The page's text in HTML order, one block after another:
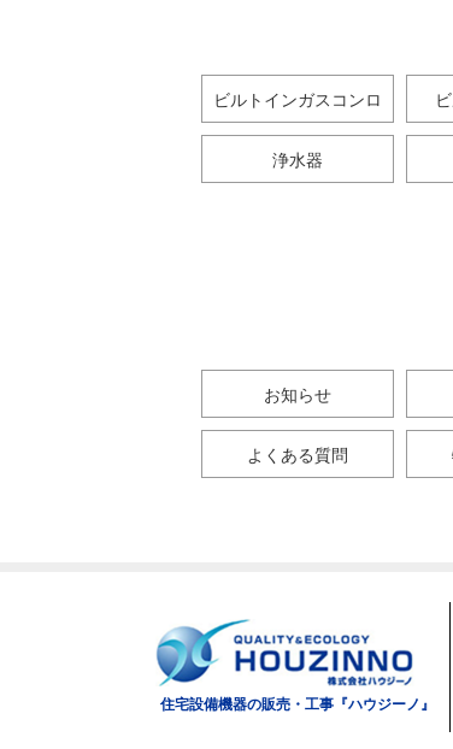
ビルトインガスコンロ
浄水器
お知らせ
よくある質問
住宅設備機器の販売・工事『ハウジーノ』